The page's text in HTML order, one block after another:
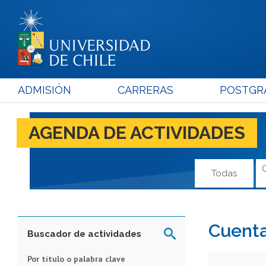
ADMISIÓN CARRERAS
AGENDA DE ACTIVIDADES
Todas
Buscador de actividades
Por título o palabra clave